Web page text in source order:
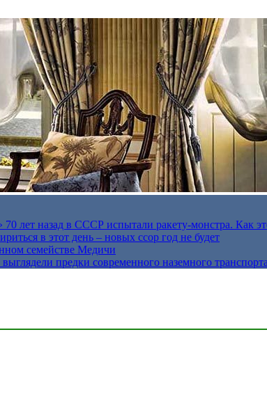
лет назад в СССР испытали ракету-монстра. Как
в этот день – новых ссор год не будет
семействе Медичи
предки современного наземного транспорта